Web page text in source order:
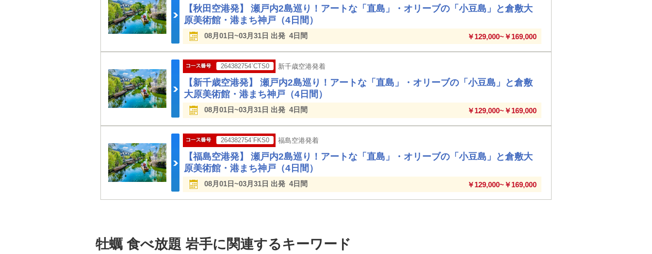
【秋田空港発】 瀬戸内2島巡り！アートな「直島」・オリーブの「小豆島」と倉敷大
原美術館・港まち神戸（4日間）
08月01日~03月31日 出発 4日間 ￥129,000~￥169,000
264382754`CTS0 新千歳空港発着
【新千歳空港発】 瀬戸内2島巡り！アートな「直島」・オリーブの「小豆島」と倉敷
大原美術館・港まち神戸（4日間）
08月01日~03月31日 出発 4日間 ￥129,000~￥169,000
264382754`FKS0 福島空港発着
【福島空港発】 瀬戸内2島巡り！アートな「直島」・オリーブの「小豆島」と倉敷大
原美術館・港まち神戸（4日間）
08月01日~03月31日 出発 4日間 ￥129,000~￥169,000
牡蠣 食べ放題 岩手に関連するキーワード